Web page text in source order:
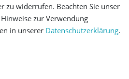
AGB
zu widerrufen. Beachten Sie unser
zur Verwendung
in unserer Daten­schutz­erklärung.